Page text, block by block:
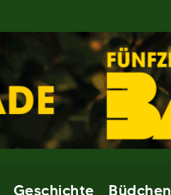
Geschichte Büdchen